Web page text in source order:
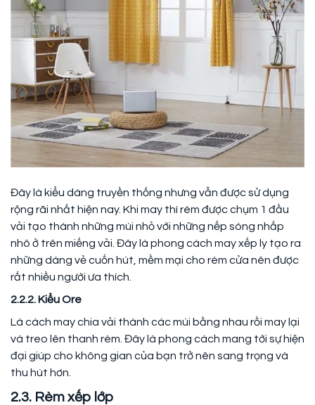
Đây là kiểu dáng truyền thống nhưng vẫn được sử dụng
rộng rãi nhất hiện nay. Khi may thì rèm được chụm 1 đầu
vải tạo thành những múi nhỏ với những nếp sóng nhấp
nhô ở trên miếng vải. Đây là phong cách may xếp ly tạo ra
những dáng vẻ cuốn hút, mềm mại cho rèm cửa nên được
rất nhiều người ưa thích.
2.2.2. Kiểu Ore
Là cách may chia vải thành các múi bằng nhau rồi may lại
và treo lên thanh rèm. Đây là phong cách mang tới sự hiện
đại giúp cho không gian của bạn trở nên sang trọng và
thu hút hơn.
2.3. Rèm xếp lớp